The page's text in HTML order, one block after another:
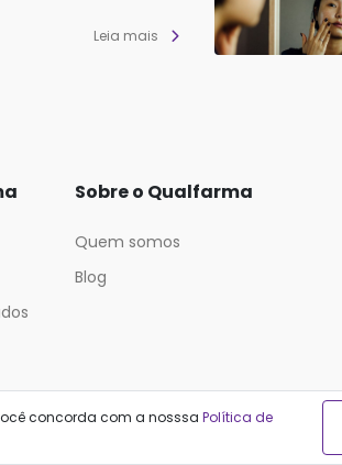
Leia mais
Sobre o Qualfarma
Quem somos
Blog
Maquiagem
concorda com a nosssa Política de